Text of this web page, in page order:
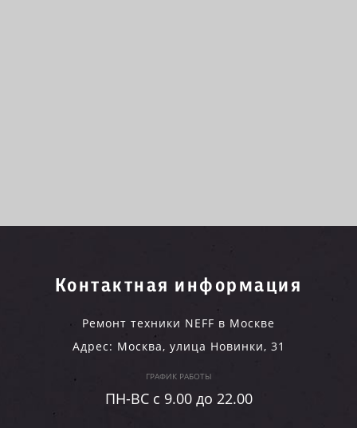
Контактная информация
Ремонт техники NEFF в Москве
Адрес: Москва, улица Новинки, 31
ГРАФИК РАБОТЫ
ПН-ВC c 9.00 до 22.00